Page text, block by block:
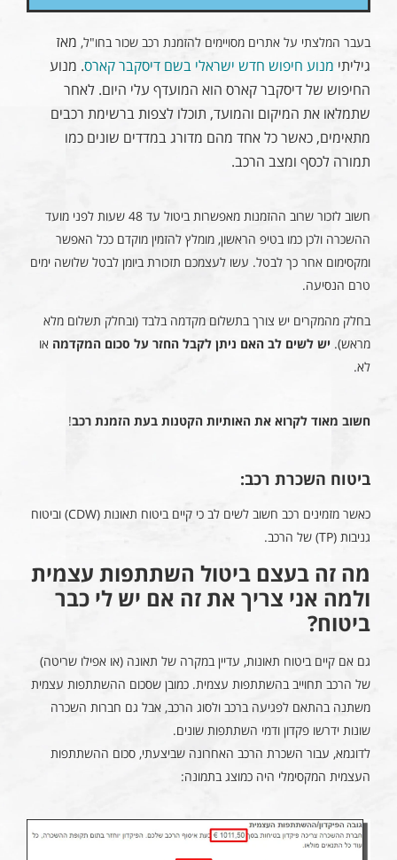
בעבר המלצתי על אתרים מסויימים להזמנת רכב שכור בחו"ל, מאז
גיליתי מנוע חיפוש חדש ישראלי בשם דיסקבר קארס. מנוע
החיפוש של דיסקבר קארס הוא המועדף עלי היום. לאחר
שתמלאו את המיקום והמועד, תוכלו לצפות ברשימת רכבים
מתאימים, כאשר כל אחד מהם מדורג במדדים שונים כמו
תמורה לכסף ומצב הרכב.
חשוב לזכור שרוב ההזמנות מאפשרות ביטול עד 48 שעות לפני מועד
ההשכרה ולכן כמו בטיפ הראשון, מומלץ להזמין מוקדם ככל האפשר
ומקסימום אחר כך לבטל. עשו לעצמכם תזכורת ביומן לבטל שלושה ימים
טרם הנסיעה.
בחלק מהמקרים יש צורך בתשלום מקדמה בלבד (ובחלק תשלום מלא
מראש). יש לשים לב האם ניתן לקבל החזר על סכום המקדמה או
לא.
חשוב מאוד לקרוא את האותיות הקטנות בעת הזמנת רכב!
ביטוח השכרת רכב:
כאשר מזמינים רכב חשוב לשים לב כי קיים ביטוח תאונות (CDW) וביטוח
גניבות (TP) של הרכב.
מה זה בעצם ביטול השתתפות עצמית
ולמה אני צריך את זה אם יש לי כבר
ביטוח?
גם אם קיים ביטוח תאונות, עדיין במקרה של תאונה (או אפילו שריטה)
של הרכב תחוייב בהשתתפות עצמית. כמובן שסכום ההשתתפות עצמית
משתנה בהתאם לפגיעה ברכב ולסוג הרכב, אבל גם חברות השכרה
שונות ידרשו פקדון ודמי השתתפות שונים.
לדוגמא, עבור השכרת הרכב האחרונה שביצעתי, סכום ההשתתפות
העצמית המקסימלי היה כמוצג בתמונה: